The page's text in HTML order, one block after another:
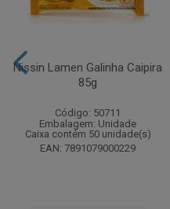
Nissin Lamen Galinha Caipira
85g
Código: 50711
Embalagem: Unidade
Caixa contém 50 unidade(s)
EAN: 7891079000229